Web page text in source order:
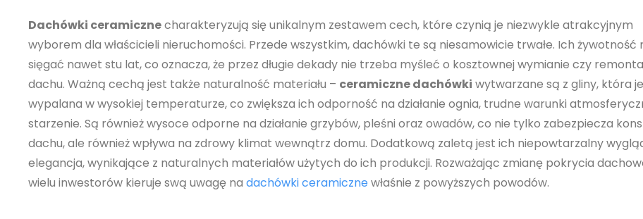
Dachówki ceramicznecharakteryzują się unikalnym zestawem cech, które czynią je niezwykle atrakcyjnym
wyborem dla właścicieli nieruchomości. Przede wszystkim, dachówki te są niesamowicie trwałe. Ich żywotność
sięgać nawet stu lat, co oznacza, że przez długie dekady nie trzeba myśleć o kosztownej wymianie czy
dachu. Ważną cechą jest także naturalność materiału – ceramiczne dachówki wytwarzane są z gliny, która
wypalana w wysokiej temperaturze, co zwiększa ich odporność na działanie ognia, trudne warunki
starzenie. Są również wysoce odporne na działanie grzybów, pleśni oraz owadów, co nie tylko zabezpiecza
dachu, ale również wpływa na zdrowy klimat wewnątrz domu. Dodatkową zaletą jest ich niepowtarzalny
elegancja, wynikające z naturalnych materiałów użytych do ich produkcji. Rozważając zmianę pokrycia
wielu inwestorów kieruje swą uwagę na dachówki ceramicznewłaśnie z powyższych powodów.